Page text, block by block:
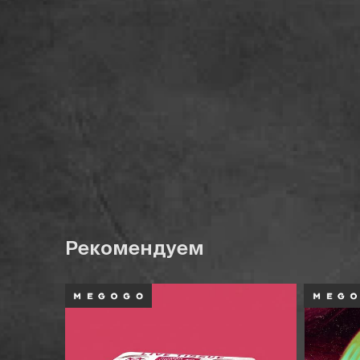
Рекомендуем